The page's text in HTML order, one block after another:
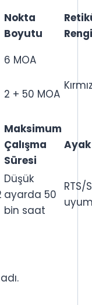
Nokta
Boyutu
Rengi
6 MOA
2 + 50 MOA
Maksimum
Çalışma
Süresi
Düşük
ayarda 50
bin saat
RTS/